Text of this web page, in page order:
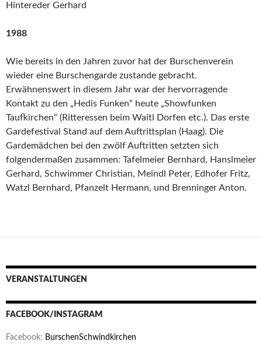
Hintereder Gerhard
1988
Wie bereits in den Jahren zuvor hat der Burschenverein
wieder eine Burschengarde zustande gebracht.
Erwähnenswert in diesem Jahr war der hervorragende
Kontakt zu den „Hedis Funken“ heute „Showfunken
Taufkirchen“ (Ritteressen beim Waitl Dorfen etc.). Das erste
Gardefestival Stand auf dem Auftrittsplan (Haag). Die
Gardemädchen bei den zwölf Auftritten setzten sich
folgendermaßen zusammen: Tafelmeier Bernhard, Hanslmeier
Gerhard, Schwimmer Christian, Meindl Peter, Edhofer Fritz,
Watzl Bernhard, Pfanzelt Hermann, und Brenninger Anton.
VERANSTALTUNGEN
FACEBOOK/INSTAGRAM
Facebook: BurschenSchwindkirchen